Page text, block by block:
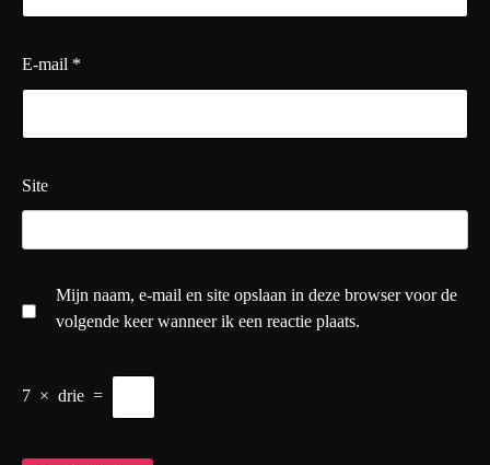
E-mail *
Site
Mijn naam, e-mail en site opslaan in deze browser voor de
volgende keer wanneer ik een reactie plaats.
7 × drie =